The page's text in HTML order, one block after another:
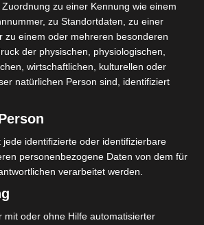
de Rejiche (ASR)
M. Saidi 54'
zu einer Kennung wie einem
zu Standortdaten, zu einer
zu einem oder mehreren besonderen
der physischen, physiologischen,
wirtschaftlichen, kulturellen oder
natürlichen Person sind, identifiziert
jede identifizierte oder identifizierbare
personenbezogene Daten von dem für
verarbeitet werden.
mit oder ohne Hilfe automatisierter